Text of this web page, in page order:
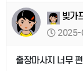
빚가
2025-
출장마사지 너무